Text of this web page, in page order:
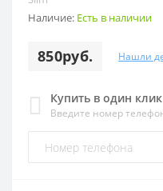
Наличие: Есть в наличии
850руб. Нашли
Купить в один клик
Введите номер